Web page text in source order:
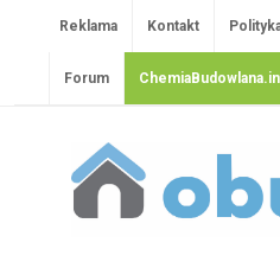
Reklama Kontakt
Forum